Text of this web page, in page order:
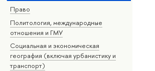
Право
Политология, международные
отношения и ГМУ
Социальная и экономическая
география (включая урбанистику и
транспорт)